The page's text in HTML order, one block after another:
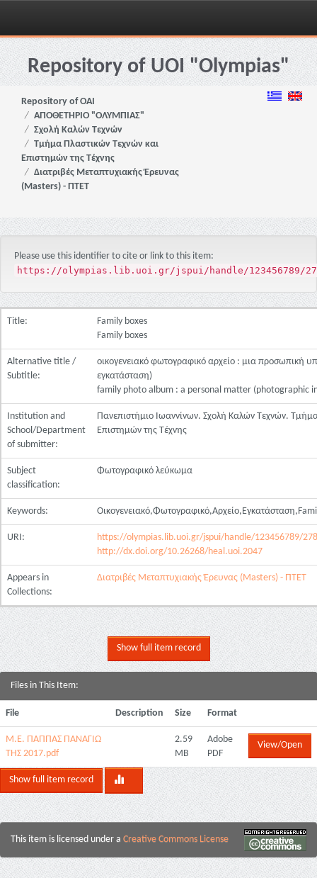
Skip
navigationRepository of UOI "Olympias"
Repository of OAI
ΑΠΟΘΕΤΗΡΙΟ "ΟΛΥΜΠΙΑΣ"
Σχολή Καλών Τεχνών
Τμήμα Πλαστικών Τεχνών και
Επιστημών της Τέχνης
Διατριβές Μεταπτυχιακής Έρευνας
(Masters) - ΠΤΕΤ
Please use this identifier to cite or link to this item:
https://olympias.lib.uoi.gr/jspui/handle/123456789/
Title:
Family boxes
Family boxes
Alternative title /
Subtitle:
οικογενειακό φωτογραφικό αρχείο : μια προσωπική
εγκατάσταση)
family photo album : a personal matter (photographic
Institution and
School/Department
of submitter:
Πανεπιστήμιο Ιωαννίνων. Σχολή Καλών Τεχνών.
Επιστημών της Τέχνης
Subject
classification:
Φωτογραφικό λεύκωμα
Keywords:
URI:
https://olympias.lib.uoi.gr/jspui/handle/123456789/
http://dx.doi.org/10.26268/heal.uoi.2047
Appears in
Collections:
Διατριβές Μεταπτυχιακής Έρευνας (Masters) - ΠΤΕΤ
Show full item record
Files in This Item:
File Description Size Format
Μ.Ε. ΠΑΠΠΑΣ ΠΑΝΑΓΙΩ
ΤΗΣ 2017.pdf
2.59
MB
Adobe
PDF
View/Open
Show full item record
This item is licensed under a Creative Commons License